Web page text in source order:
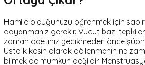
Hamile olduğunuzu öğrenmek için
dayanmanız gerekir. Vücut bazı
zaman adetiniz gecikmeden önce
Üstelik kesin olarak döllenmenin ne
bilmek de mümkün değildir.